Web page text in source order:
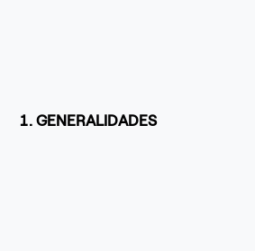
1. GENERALIDADES